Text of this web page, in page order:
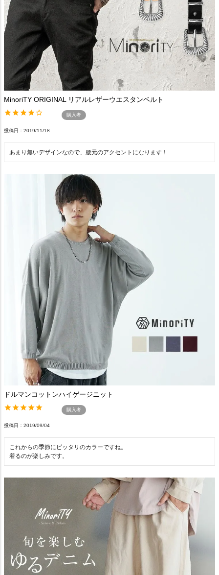
MinoriTY ORIGINAL リアルレザーウエスタンベルト
購入者
投稿日 2019/11/18
あまり無いデザインなので、腰元のアクセントになります！
ドルマンコットンハイゲージニット
購入者
投稿日 2019/09/04
これからの季節にピッタリのカラーですね。
着るのが楽しみです。